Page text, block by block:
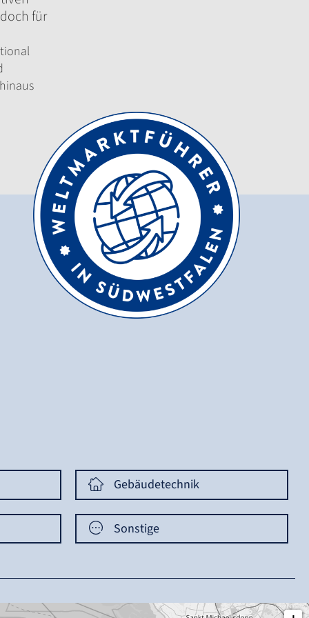
für
Gebäudetechnik
Sonstige